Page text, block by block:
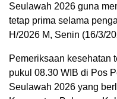
Seulawah 2026 guna
tetap prima selama
H/2026 M, Senin (16/3/
Pemeriksaan kesehatan
pukul 08.30 WIB di Pos
Seulawah 2026 yang